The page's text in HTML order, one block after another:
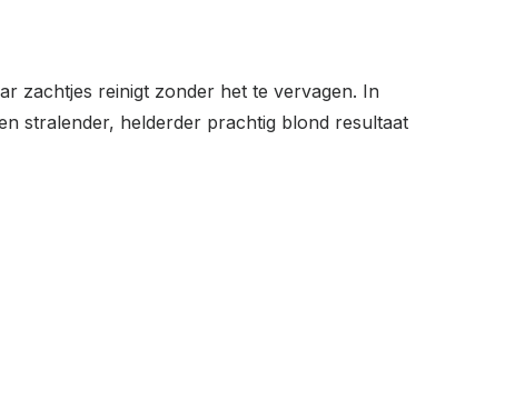
zachtjes reinigt zonder het te vervagen. In
stralender, helderder prachtig blond resultaat